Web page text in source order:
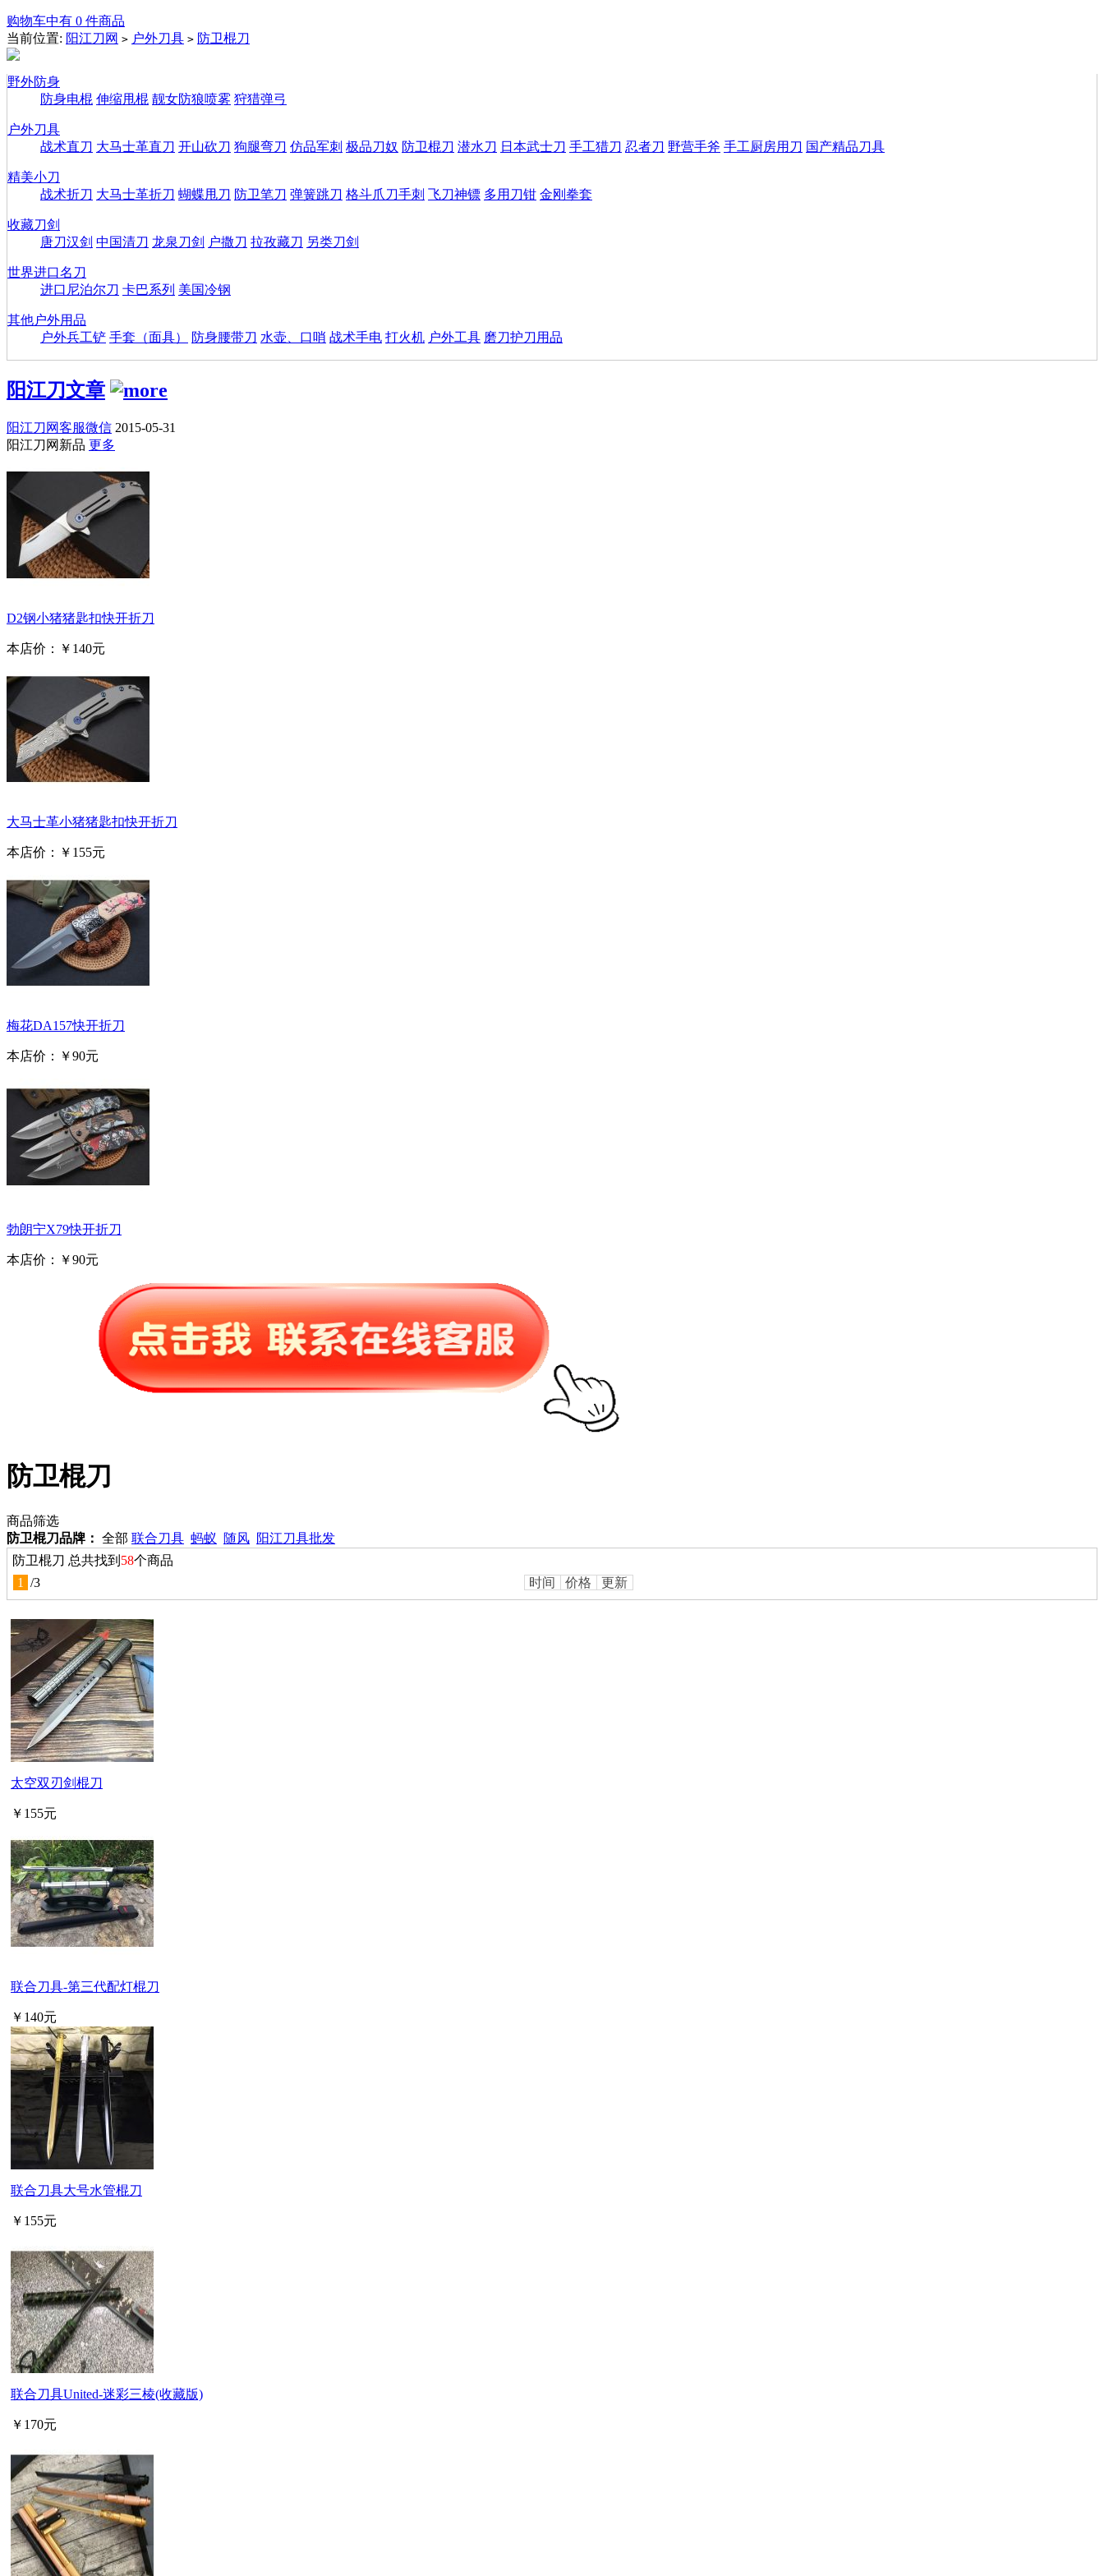
购物车中有 0 件商品
当前位置: 阳江刀网 > 户外刀具 > 防卫棍刀
野外防身
防身电棍 伸缩甩棍 靓女防狼喷雾 狩猎弹弓
户外刀具
战术直刀 大马士革直刀 开山砍刀 狗腿弯刀 仿品军刺 极品刀奴 防卫棍刀 潜水刀 日本武士刀 手工猎刀 忍者刀 野营手斧 手工厨房用刀 国产精品刀具
精美小刀
战术折刀 大马士革折刀 蝴蝶甩刀 防卫笔刀 弹簧跳刀 格斗爪刀手刺 飞刀神镖 多用刀钳 金刚拳套
收藏刀剑
唐刀汉剑 中国清刀 龙泉刀剑 户撒刀 拉孜藏刀 另类刀剑
世界进口名刀
进口尼泊尔刀 卡巴系列 美国冷钢
其他户外用品
户外兵工铲 手套（面具） 防身腰带刀 水壶、口哨 战术手电 打火机 户外工具 磨刀护刀用品
阳江刀文章
阳江刀网客服微信 2015-05-31
阳江刀网新品 更多
D2钢小猪猪匙扣快开折刀
本店价： ￥140元
大马士革小猪猪匙扣快开折刀
本店价： ￥155元
梅花DA157快开折刀
本店价： ￥90元
勃朗宁X79快开折刀
本店价： ￥90元
防卫棍刀
商品筛选
防卫棍刀品牌： 全部 联合刀具 蚂蚁 随风 阳江刀具批发
防卫棍刀 总共找到 58个商品
1
/3 时间 价格 更新
太空双刃剑棍刀
￥155元
联合刀具-第三代配灯棍刀
￥140元
联合刀具大号水管棍刀
￥155元
联合刀具United-迷彩三棱(收藏版)
￥170元